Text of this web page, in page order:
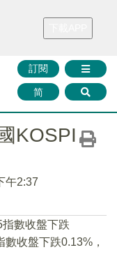
財華證券 媒體矩陣
訂閱
简
KOSPI
午2:37
數收盤下跌
收盤下跌0.13%，